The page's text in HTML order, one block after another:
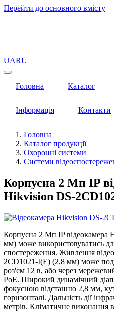
Перейти до основного вмісту
UARU
Головна Каталог
Інформація Контакти
Головна
Каталог продукції
Охоронні системи
Системи
Корпусна 2 Mп IP
Hikvision DS-
Корпусна 2 Мп IP відеокамера
мм) може використовуватись
спостереження. Живлення
2CD1021-I(E) (2,8 мм) може
роз'єм 12 в, або через
PoE. Широкий динамічний
фокусною відстанню 2,8 мм,
горизонталі. Дальність дії
метрів. Кліматичне виконання